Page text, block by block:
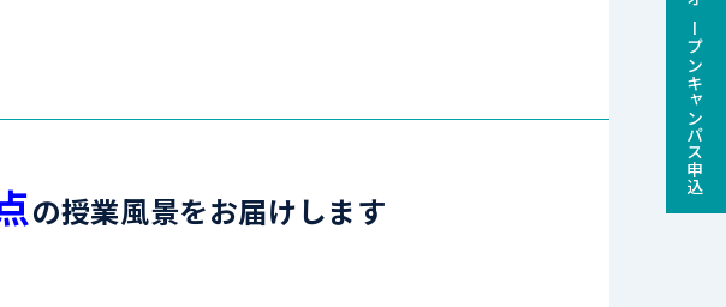
オープンキャンパス申込
の授業風景をお届けします